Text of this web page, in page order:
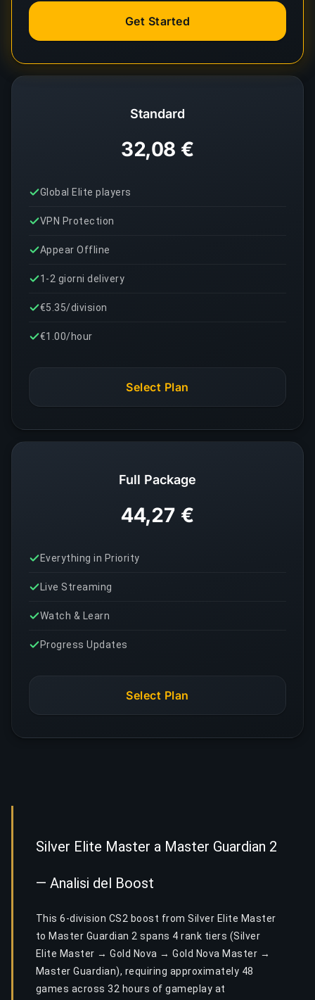
Standard
32,08 €
Global Elite players
VPN Protection
Appear Offline
1-2 giorni delivery
€5.35/division
€1.00/hour
Select Plan
Get Started
Full Package
44,27 €
Everything in Priority
Live Streaming
Watch & Learn
Progress Updates
Select Plan
Silver Elite Master a Master Guardian 2
— Analisi del Boost
This 6-division CS2 boost from Silver Elite Master
to Master Guardian 2 spans 4 rank tiers (Silver
Elite Master → Gold Nova → Gold Nova Master →
Master Guardian), requiring approximately 48
games across 32 hours of gameplay at